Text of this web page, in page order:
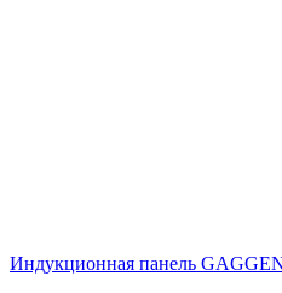
Индукционная панель